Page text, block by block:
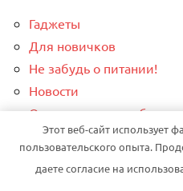
Гаджеты
Для новичков
Не забудь о питании!
Новости
О персональном
О финансах и
Тема WordPress: Dynamico от
Этот веб-сайт использует
пользовательского опыта.
даете согласие на